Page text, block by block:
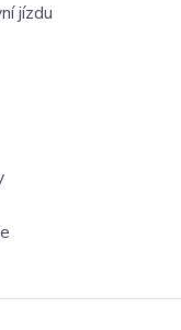
jízdu